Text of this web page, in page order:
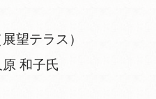
望テラス）
和子氏